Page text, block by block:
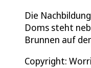
Die
Doms steht
Brunnen auf
Copyright: